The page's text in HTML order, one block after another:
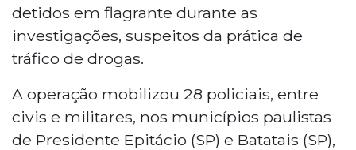
detidos em flagrante durante as
investigações, suspeitos da prática de
tráfico de drogas.
A operação mobilizou 28 policiais, entre
civis e militares, nos municípios paulistas
de Presidente Epitácio (SP) e Batatais (SP),